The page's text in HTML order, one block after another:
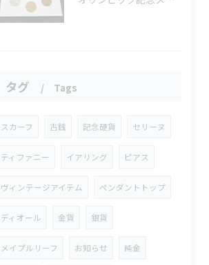
タグ Tags
スカーフ 古銭 記念硬貨 セリーヌ
ティファニー イアリング ピアス
ヴィンテージアイテム ペンダントトップ
ディオール 金貨 銀貨
メイプルリーフ お知らせ 純金